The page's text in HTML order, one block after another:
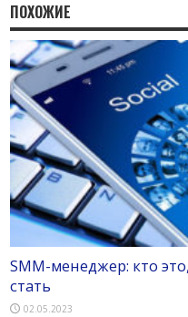
ПОХОЖИЕ
SMM-менеджер: кто
стать
02.05.2023